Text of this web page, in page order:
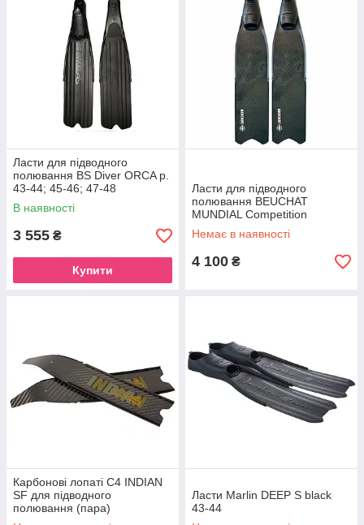
Ласти для підводного
полювання BS Diver ORCA р.
43-44; 45-46; 47-48
В наявності
3 555 ₴
Купити
Ласти для підводного
полювання BEUCHAT
MUNDIAL Competition
Немає в наявності
4 100 ₴
Карбонові лопаті C4 INDIAN
SF для підводного
полювання (пара)
Ласти Marlin DEEP S black
43-44